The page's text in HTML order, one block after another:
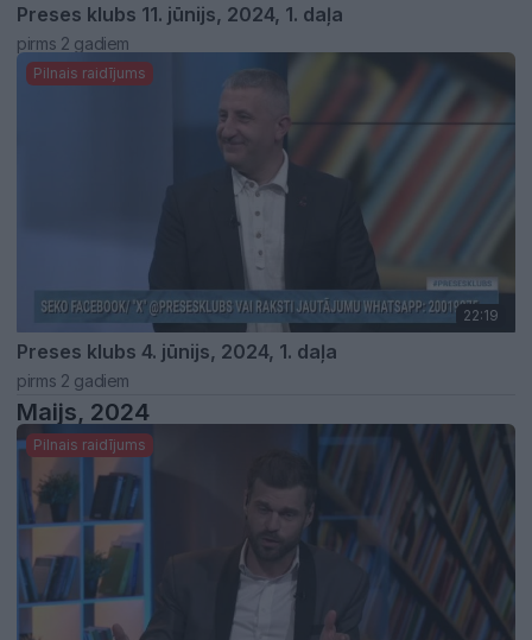
Preses klubs 11. jūnijs, 2024, 1. daļa
pirms 2 gadiem
Pilnais raidījums
22:19
Preses klubs 4. jūnijs, 2024, 1. daļa
pirms 2 gadiem
Maijs, 2024
Pilnais raidījums